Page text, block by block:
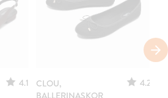
4.1
CLOU,
BALLERINASKOR
4.2